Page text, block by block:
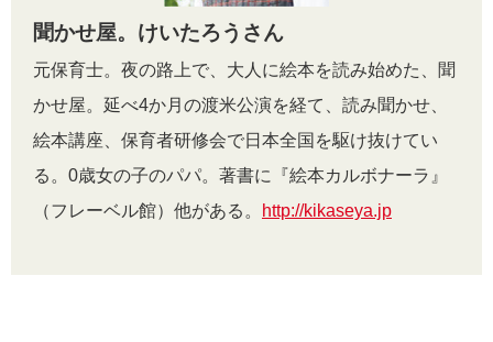
聞かせ屋。けいたろうさん
元保育士。夜の路上で、大人に絵本を読み始めた、聞
かせ屋。延べ4か月の渡米公演を経て、読み聞かせ、
絵本講座、保育者研修会で日本全国を駆け抜けてい
る。0歳女の子のパパ。著書に『絵本カルボナーラ』
（フレーベル館）他がある。
http://kikaseya.jp